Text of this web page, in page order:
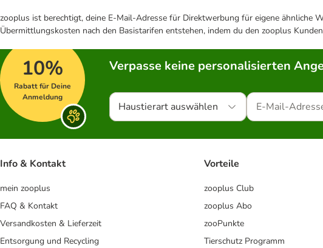
zooplus ist berechtigt, deine E-Mail-Adresse für Direktwerbung für eigene ähnliche
Übermittlungskosten nach den Basistarifen entstehen, indem du den zooplus
10%
Rabatt für Deine
Anmeldung
Verpasse keine personalisierten
Haustierart auswählen
Info & Kontakt
mein zooplus
FAQ & Kontakt
Versandkosten & Lieferzeit
Entsorgung und Recycling
Vorteile
zooplus Club
zooplus Abo
zooPunkte
Tierschutz Programm